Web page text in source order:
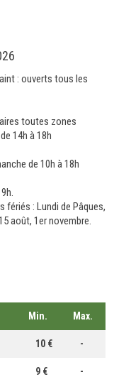
: ouverts tous les
toutes zones
14h à 18h
de 10h à 18h
: Lundi de Pâques,
août, 1er novembre.
Min. Max.
10 € -
9 € -